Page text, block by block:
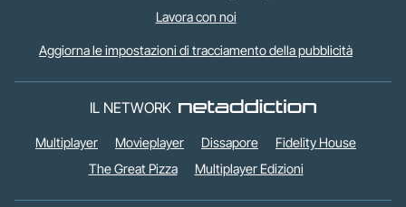
Lavora con noi
Aggiorna le impostazioni di tracciamento della pubblicità
IL NETWORK
Multiplayer Movieplayer Dissapore
Fidelity House
The Great Pizza
Multiplayer Edizioni